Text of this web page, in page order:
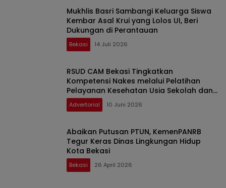
Mukhlis Basri Sambangi Keluarga Siswa
Kembar Asal Krui yang Lolos UI, Beri
Dukungan di Perantauan
Bekasi 14 Juli 2026
RSUD CAM Bekasi Tingkatkan
Kompetensi Nakes melalui Pelatihan
Pelayanan Kesehatan Usia Sekolah dan
Remaja
Advertorial 10 Juni 2026
Abaikan Putusan PTUN, KemenPANRB
Tegur Keras Dinas Lingkungan Hidup
Kota Bekasi
Bekasi 26 April 2026